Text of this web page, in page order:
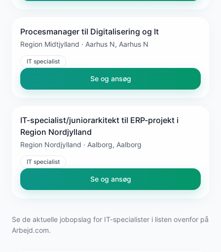
Procesmanager til Digitalisering og It
Region Midtjylland · Aarhus N, Aarhus N
IT specialist
Se og ansøg
IT-specialist/juniorarkitekt til ERP-projekt i
Region Nordjylland
Region Nordjylland · Aalborg, Aalborg
IT specialist
Se og ansøg
Se de aktuelle jobopslag for IT-specialister i listen ovenfor på
Arbejd.com.